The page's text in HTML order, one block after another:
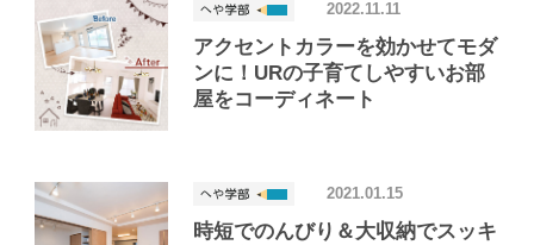
アクセントカラーを効かせてモダ
ンに！URの子育てしやすいお部
屋をコーディネート
2022.11.11
時短でのんびり＆大収納でスッキ
2021.01.15